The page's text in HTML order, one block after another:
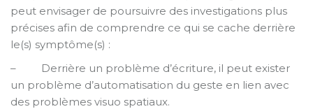
peut envisager de poursuivre des investigations plus
précises afin de comprendre ce qui se cache derrière
le(s) symptôme(s) :
– Derrière un problème d’écriture, il peut exister
un problème d’automatisation du geste en lien avec
des problèmes visuo spatiaux.